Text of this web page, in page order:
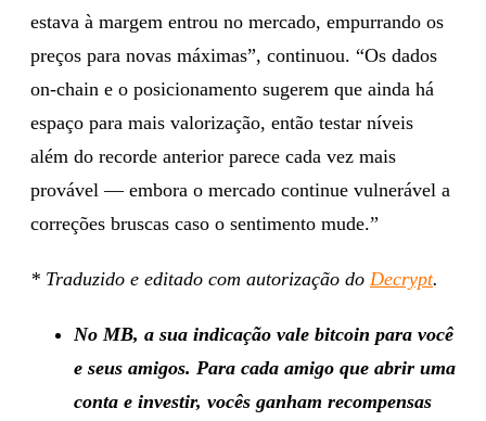
estava à margem entrou no mercado, empurrando os
preços para novas máximas”, continuou. “Os dados
on-chain e o posicionamento sugerem que ainda há
espaço para mais valorização, então testar níveis
além do recorde anterior parece cada vez mais
provável — embora o mercado continue vulnerável a
correções bruscas caso o sentimento mude.”
* Traduzido e editado com autorização do Decrypt.
No MB, a sua indicação vale bitcoin para você
e seus amigos. Para cada amigo que abrir uma
conta e investir, vocês ganham recompensas